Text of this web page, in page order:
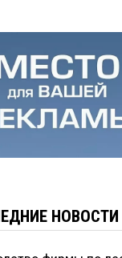
НОВОСТИ